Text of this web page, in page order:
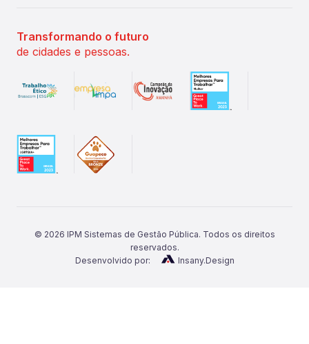
Transformando o futuro
de cidades e pessoas.
© 2026 IPM Sistemas de Gestão Pública. Todos os direitos
reservados.
Desenvolvido por:
Insany.Design